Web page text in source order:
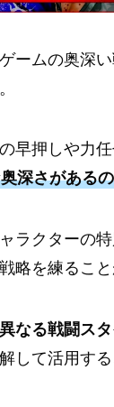
ームの奥深
早押しや力
深さがある
ラクターの
略を練ること
異なる戦闘ス
して活用す